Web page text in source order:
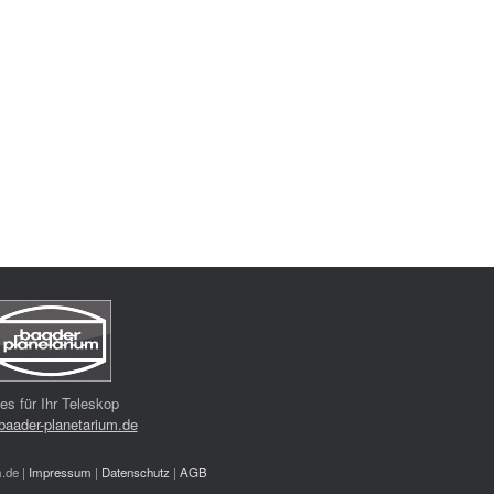
für Ihr Teleskop
planetarium.de
| Impressum | Datenschutz | AGB